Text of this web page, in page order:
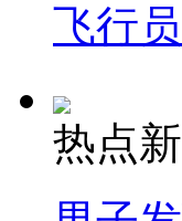
飞行
热点